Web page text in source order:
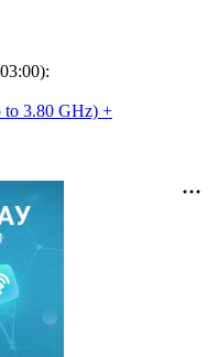
3.80 GHz) +